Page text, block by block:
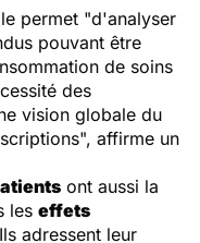
permet "d'analyser
pouvant être
de soins
des
vision globale du
affirme un
ont aussi la
les effets
adressent leur